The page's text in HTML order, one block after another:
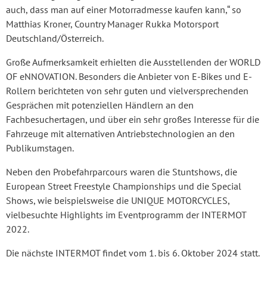
auch, dass man auf einer Motorradmesse kaufen kann,“ so
Matthias Kroner, Country Manager Rukka Motorsport
Deutschland/Österreich.
Große Aufmerksamkeit erhielten die Ausstellenden der WORLD
OF eNNOVATION. Besonders die Anbieter von E-Bikes und E-
Rollern berichteten von sehr guten und vielversprechenden
Gesprächen mit potenziellen Händlern an den
Fachbesuchertagen, und über ein sehr großes Interesse für die
Fahrzeuge mit alternativen Antriebstechnologien an den
Publikumstagen.
Neben den Probefahrparcours waren die Stuntshows, die
European Street Freestyle Championships und die Special
Shows, wie beispielsweise die UNIQUE MOTORCYCLES,
vielbesuchte Highlights im Eventprogramm der INTERMOT
2022.
Die nächste INTERMOT findet vom 1. bis 6. Oktober 2024 statt.